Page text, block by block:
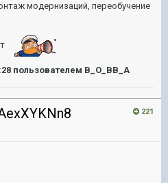
модернизаций, переобучение
пользователем B_O_BB_A
221